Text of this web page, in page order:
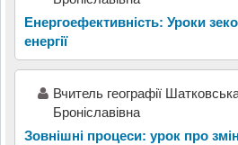
Енергоефективність: Уроки
енергії
Вчитель географії
Броніславівна
Зовнішні процеси: урок про